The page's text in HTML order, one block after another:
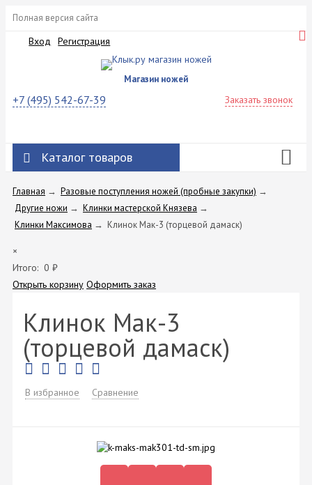
Полная версия сайта
Вход Регистрация
Магазин ножей
+7 (495) 542-67-39 Заказать звонок
Каталог товаров
Главная → Разовые поступления ножей (пробные закупки) →
Другие ножи → Клинки мастерской Князева →
Клинки Максимова → Клинок Мак-3 (торцевой дамаск)
×
Итого: 0 ₽
Открыть корзину Оформить заказ
Клинок Мак-3
(торцевой дамаск)
В избранное Сравнение